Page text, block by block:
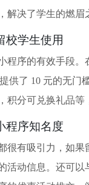
解决了学生的燃眉
校学生使用
程序的有效手段
供了 10 元的无
积分可兑换礼品等
程序知名度
很有吸引力，如
活动信息。还可